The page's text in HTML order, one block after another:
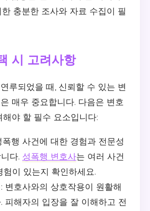
충분한 조사와 자료 수집이 필
시 고려사항
루되었을 때, 신뢰할 수 있는 변
매우 중요합니다. 다음은 변호
야 할 필수 요소입니다:
폭행 사건에 대한 경험과 전문성
다. 성폭행 변호사는 여러 사건
험이 있는지 확인하세요.
변호사와의 상호작용이 원활해
피해자의 입장을 잘 이해하고 전